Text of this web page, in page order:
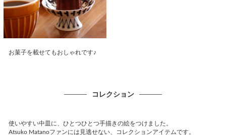
お菓子を載せてもおしゃれです♪
コレクション
使いやすい中皿に、ひとつひとつ手描きの絵をつけました。
Atsuko Matanoファンには見逃せない、コレクションアイテムです。